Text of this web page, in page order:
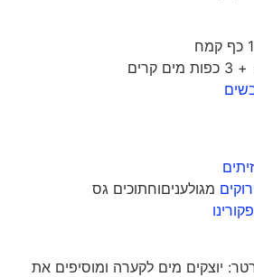
מגולעניםוחתוכים גס
מים לקערה ומוסיפים את